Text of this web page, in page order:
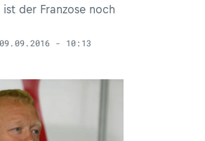
ist der Franzose noch
09.09.2016 - 10:13